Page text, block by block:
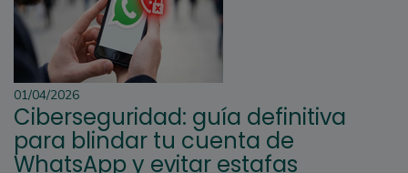
01/04/2026
Ciberseguridad: guía definitiva
para blindar tu cuenta de
WhatsApp y evitar estafas